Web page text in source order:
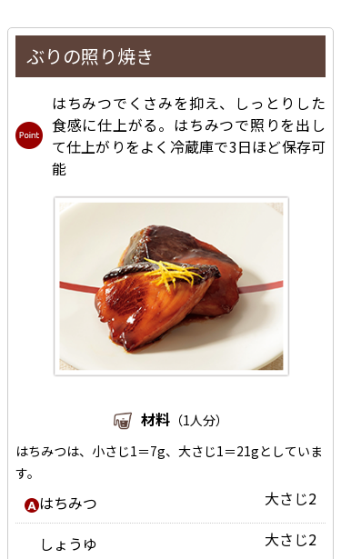
ぶりの照り焼き
はちみつでくさみを抑え、しっとりした
食感に仕上がる。はちみつで照りを出し
て仕上がりをよく冷蔵庫で3日ほど保存可
能
材料（1人分）
はちみつは、小さじ1＝7g、大さじ1＝21gとしていま
す。
はちみつ 大さじ2
しょうゆ 大さじ2